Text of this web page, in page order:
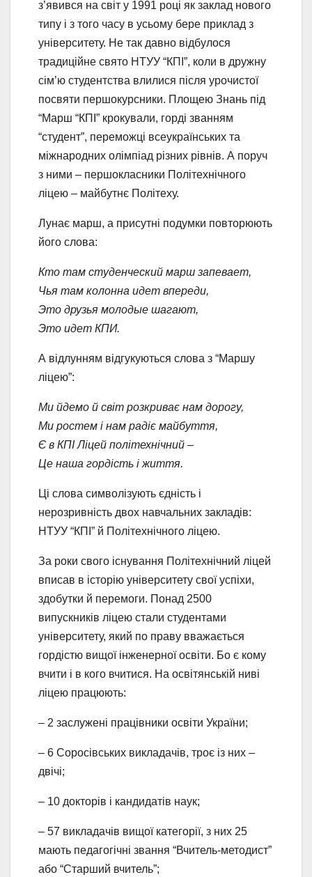
з’явився на світ у 1991 році як заклад нового
типу і з того часу в усьому бере приклад з
університету. Не так давно відбулося
традиційне свято НТУУ “КПІ”, коли в дружну
сім’ю студентства влилися після урочистої
посвяти першокурсники. Площею Знань під
“Марш “КПІ” крокували, горді званням
“студент”, переможці всеукраїнських та
міжнародних олімпіад різних рівнів. А поруч
з ними – першокласники Політехнічного
ліцею – майбутнє Політеху.
Лунає марш, а присутні подумки повторюють
його слова:
Кто там студенческий марш запевает,
Чья там колонна идет впереди,
Это друзья молодые шагают,
Это идет КПИ.
А відлунням відгукуються слова з “Маршу
ліцею”:
Ми йдемо й світ розкриває нам дорогу,
Ми ростем і нам радіє майбуття,
Є в КПІ Ліцей політехнічний –
Це наша гордість і життя.
Ці слова символізують єдність і
нерозривність двох навчальних закладів:
НТУУ “КПІ” й Політехнічного ліцею.
За роки свого існування Політехнічний ліцей
вписав в історію університету свої успіхи,
здобутки й перемоги. Понад 2500
випускників ліцею стали студентами
університету, який по праву вважається
гордістю вищої інженерної освіти. Бо є кому
вчити і в кого вчитися. На освітянській ниві
ліцею працюють:
– 2 заслужені працівники освіти України;
– 6 Соросівських викладачів, троє із них –
двічі;
– 10 докторів і кандидатів наук;
– 57 викладачів вищої категорії, з них 25
мають педагогічні звання “Вчитель-методист”
або “Старший вчитель”;